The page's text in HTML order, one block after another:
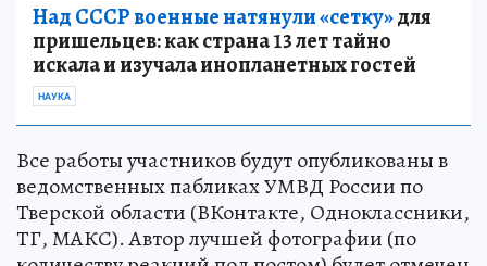
Над СССР военные натянули «сетку»для
пришельцев: как страна 13 лет тайно
искала и изучала инопланетных гостей
НАУКА
Все работы участников будут опубликованы в
ведомственных пабликах УМВД России по
Тверской области (ВКонтакте, Одноклассники,
ТГ, МАКС). Автор лучшей фотографии (по